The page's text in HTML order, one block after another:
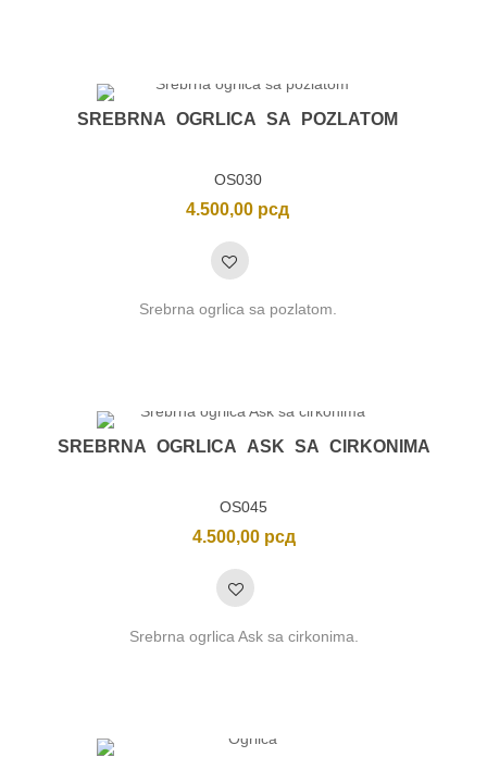
SREBRNA OGRLICA SA POZLATOM
OS030
4.500,00 рсд
Srebrna ogrlica sa pozlatom.
SREBRNA OGRLICA ASK SA CIRKONIMA
OS045
4.500,00 рсд
Srebrna ogrlica Ask sa cirkonima.